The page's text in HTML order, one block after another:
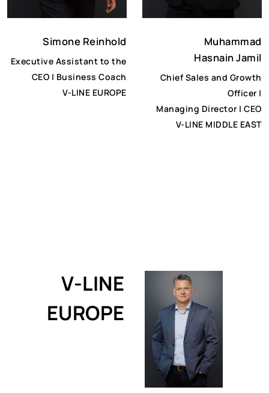
Simone Reinhold
Executive Assistant to the
CEO | Business Coach
V-LINE EUROPE
Muhammad
Hasnain Jamil
Chief Sales and Growth
Officer |
Managing Director | CEO
V-LINE MIDDLE EAST
V-LINE
EUROPE